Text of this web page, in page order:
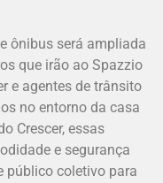
ônibus será ampliada
que irão ao Spazzio
e agentes de trânsito
no entorno da casa
Crescer, essas
e segurança
público coletivo para